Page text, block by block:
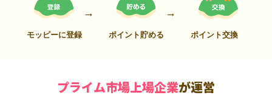
モッピーに登録 ポイント貯める ポイント交換
プライム市場上場企業が運営